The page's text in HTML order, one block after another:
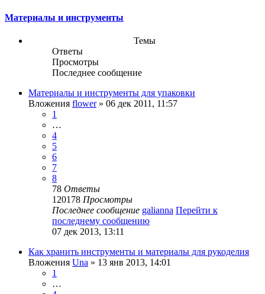
Материалы и инструменты
Темы
Ответы
Просмотры
Последнее сообщение
Материалы и инструменты для упаковки
Вложения flower» 06 дек 2011, 11:57
1
…
4
5
6
7
8
78 Ответы
120178 Просмотры
Последнее сообщение galianna Перейти к
последнему сообщению
07 дек 2013, 13:11
Как хранить инструменты и материалы для рукоделия
Вложения Una » 13 янв 2013, 14:01
1
…